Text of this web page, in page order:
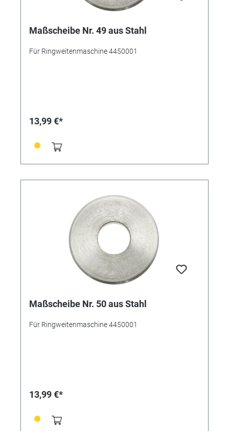
Maßscheibe Nr. 49 aus Stahl
Für Ringweitenmaschine 4450001
13,99 €*
Maßscheibe Nr. 50 aus Stahl
Für Ringweitenmaschine 4450001
13,99 €*